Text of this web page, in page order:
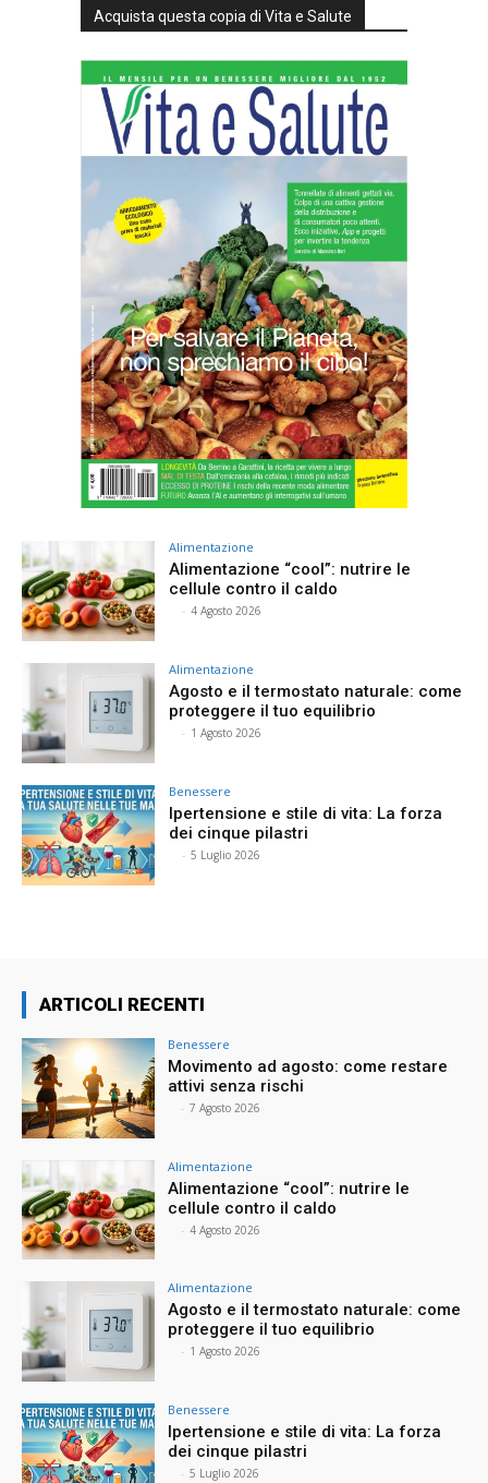
Acquista questa copia di Vita e Salute
Alimentazione
Alimentazione “cool”: nutrire le
cellule contro il caldo
- 4 Agosto 2026
Alimentazione
Agosto e il termostato naturale: come
proteggere il tuo equilibrio
- 1 Agosto 2026
Benessere
Ipertensione e stile di vita: La forza
dei cinque pilastri
- 5 Luglio 2026
ARTICOLI RECENTI
Benessere
Movimento ad agosto: come restare
attivi senza rischi
- 7 Agosto 2026
Alimentazione
Alimentazione “cool”: nutrire le
cellule contro il caldo
- 4 Agosto 2026
Alimentazione
Agosto e il termostato naturale: come
proteggere il tuo equilibrio
- 1 Agosto 2026
Benessere
Ipertensione e stile di vita: La forza
dei cinque pilastri
- 5 Luglio 2026